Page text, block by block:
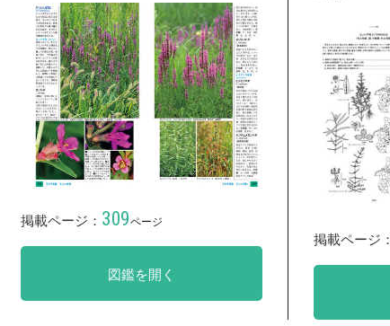
掲載ページ： 309ページ
図鑑を開く
掲載ページ：